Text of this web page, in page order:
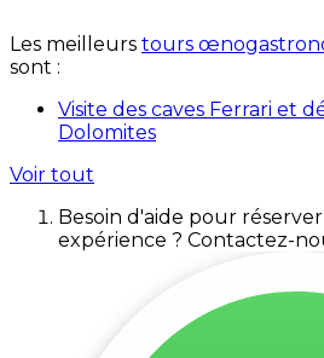
Les meilleurs tours
sont :
Visite des caves Ferrari et
Dolomites
Voir tout
Besoin d'aide pour
expérience ? Contactez-